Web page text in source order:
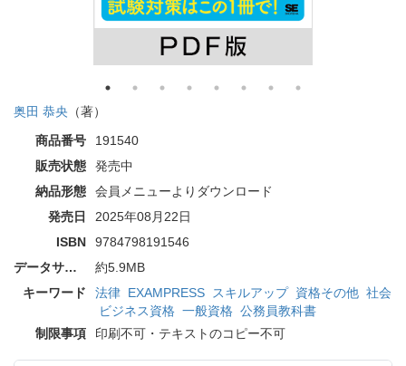
奥田 恭央 （著）
商品番号
191540
販売状態
発売中
納品形態
会員メニューよりダウンロード
発売日
2025年08月22日
ISBN
9784798191546
データサイズ
約5.9MB
キーワード
法律 EXAMPRESS スキルアップ 資格その他 社会
ビジネス資格 一般資格 公務員教科書
制限事項
印刷不可・テキストのコピー不可